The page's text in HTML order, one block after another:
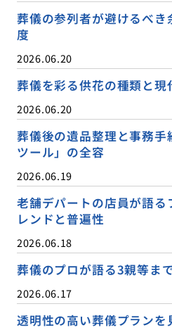
葬儀の参列者が避けるべ
度
2026.06.20
葬儀を彩る供花の種類と
2026.06.20
葬儀後の遺品整理と事務手
ツール」の全容
2026.06.19
老舗デパートの店員が語る
レンドと普遍性
2026.06.18
葬儀のプロが語る3親等ま
2026.06.17
透明性の高い葬儀プランを